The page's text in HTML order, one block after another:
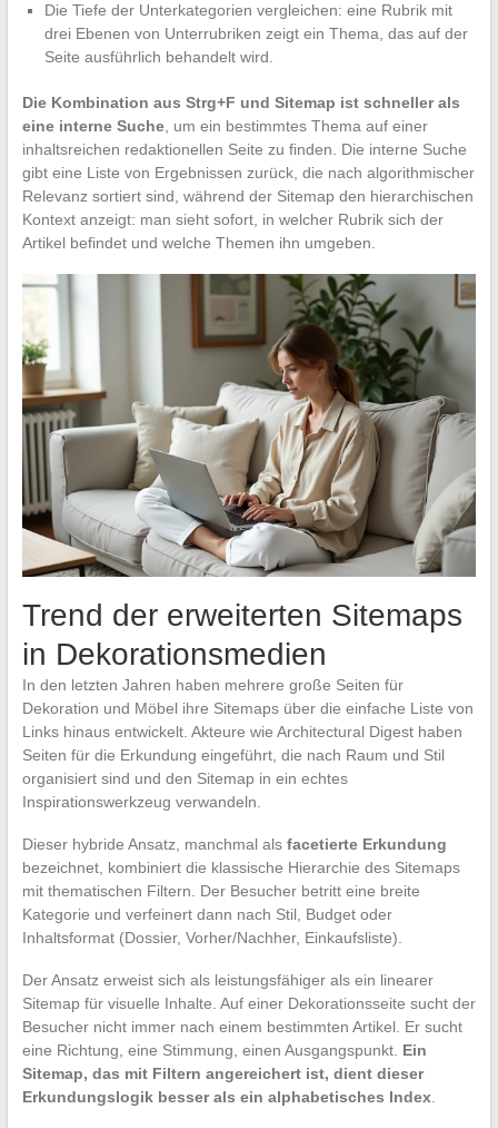
Die Tiefe der Unterkategorien vergleichen: eine Rubrik mit
drei Ebenen von Unterrubriken zeigt ein Thema, das auf der
Seite ausführlich behandelt wird.
Die Kombination aus Strg+F und Sitemap ist schneller als
eine interne Suche, um ein bestimmtes Thema auf einer
inhaltsreichen redaktionellen Seite zu finden. Die interne Suche
gibt eine Liste von Ergebnissen zurück, die nach algorithmischer
Relevanz sortiert sind, während der Sitemap den hierarchischen
Kontext anzeigt: man sieht sofort, in welcher Rubrik sich der
Artikel befindet und welche Themen ihn umgeben.
Trend der erweiterten Sitemaps
in Dekorationsmedien
In den letzten Jahren haben mehrere große Seiten für
Dekoration und Möbel ihre Sitemaps über die einfache Liste von
Links hinaus entwickelt. Akteure wie Architectural Digest haben
Seiten für die Erkundung eingeführt, die nach Raum und Stil
organisiert sind und den Sitemap in ein echtes
Inspirationswerkzeug verwandeln.
Dieser hybride Ansatz, manchmal als facetierte Erkundung
bezeichnet, kombiniert die klassische Hierarchie des Sitemaps
mit thematischen Filtern. Der Besucher betritt eine breite
Kategorie und verfeinert dann nach Stil, Budget oder
Inhaltsformat (Dossier, Vorher/Nachher, Einkaufsliste).
Der Ansatz erweist sich als leistungsfähiger als ein linearer
Sitemap für visuelle Inhalte. Auf einer Dekorationsseite sucht der
Besucher nicht immer nach einem bestimmten Artikel. Er sucht
eine Richtung, eine Stimmung, einen Ausgangspunkt. Ein
Sitemap, das mit Filtern angereichert ist, dient dieser
Erkundungslogik besser als ein alphabetisches Index.